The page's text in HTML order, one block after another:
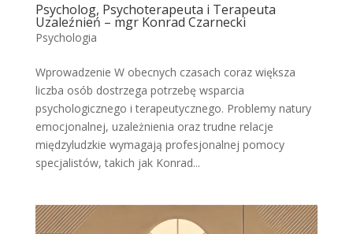
Psycholog, Psychoterapeuta i Terapeuta
Uzaleźnień – mgr Konrad Czarnecki
Psychologia
Wprowadzenie W obecnych czasach coraz większa
liczba osób dostrzega potrzebę wsparcia
psychologicznego i terapeutycznego. Problemy natury
emocjonalnej, uzależnienia oraz trudne relacje
międzyludzkie wymagają profesjonalnej pomocy
specjalistów, takich jak Konrad...